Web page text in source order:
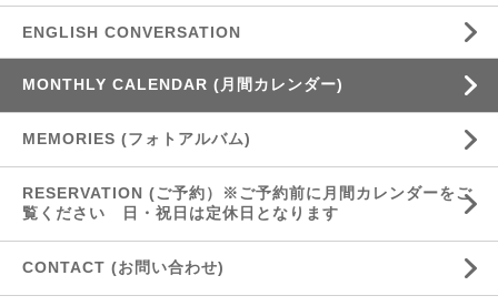
ENGLISH CONVERSATION
MONTHLY CALENDAR (月間カレンダー)
MEMORIES (フォトアルバム)
RESERVATION (ご予約）※ご予約前に月間カレンダーをご
覧ください 日・祝日は定休日となります
CONTACT (お問い合わせ)